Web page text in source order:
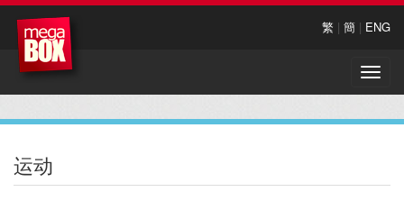
繁 | 簡 | ENG
Toggle
运动